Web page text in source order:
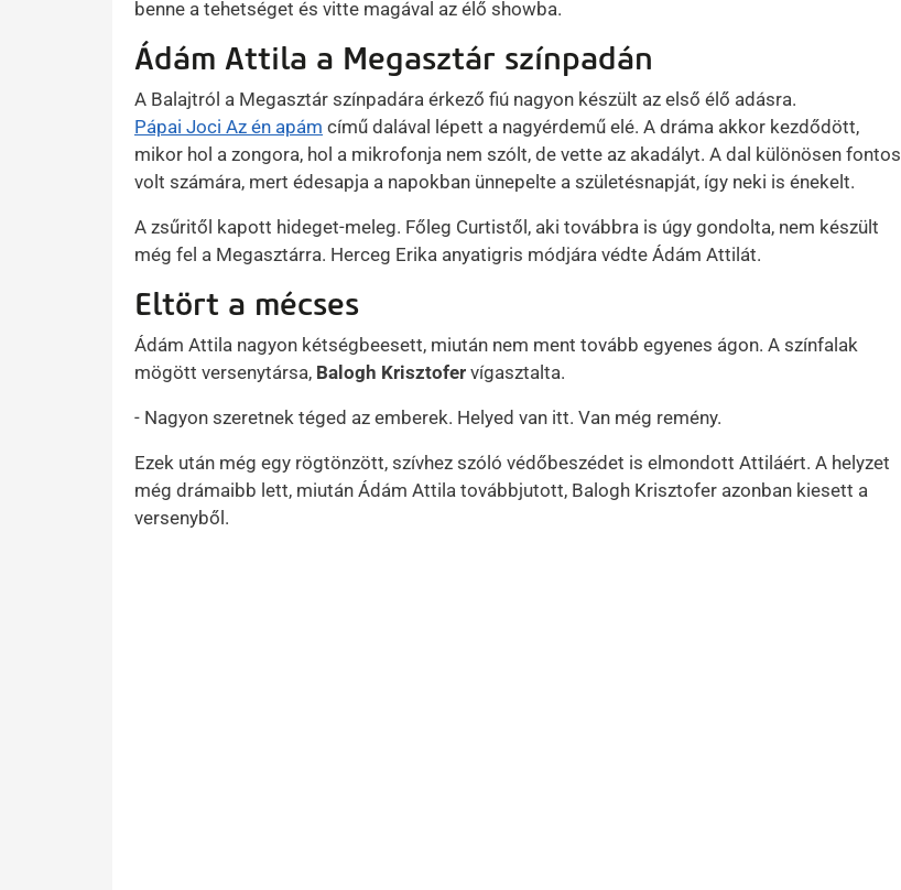
benne a tehetséget és vitte magával az élő showba.
Ádám Attila a Megasztár színpadán
A Balajtról a Megasztár színpadára érkező fiú nagyon készült az első élő adásra.
Pápai Joci Az én apám című dalával lépett a nagyérdemű elé. A dráma akkor kezdődött,
mikor hol a zongora, hol a mikrofonja nem szólt, de vette az akadályt. A dal különösen fontos
volt számára, mert édesapja a napokban ünnepelte a születésnapját, így neki is énekelt.
A zsűritől kapott hideget-meleg. Főleg Curtistől, aki továbbra is úgy gondolta, nem készült
még fel a Megasztárra. Herceg Erika anyatigris módjára védte Ádám Attilát.
Eltört a mécses
Ádám Attila nagyon kétségbeesett, miután nem ment tovább egyenes ágon. A színfalak
mögött versenytársa, Balogh Krisztofer vígasztalta.
- Nagyon szeretnek téged az emberek. Helyed van itt. Van még remény.
Ezek után még egy rögtönzött, szívhez szóló védőbeszédet is elmondott Attiláért. A helyzet
még drámaibb lett, miután Ádám Attila továbbjutott, Balogh Krisztofer azonban kiesett a
versenyből.